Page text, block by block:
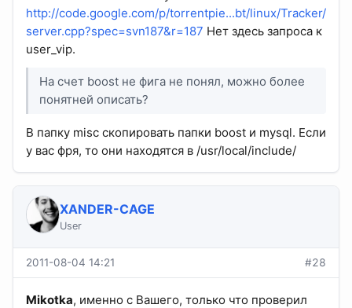
http://code.google.com/p/torrentpie...bt/linux/Tracker/
server.cpp?spec=svn187&r=187 Нет здесь запроса к
user_vip.
На счет boost не фига не понял, можно более
понятней описать?
В папку misc скопировать папки boost и mysql. Если
у вас фря, то они находятся в /usr/local/include/
XANDER-CAGE
User
2011-08-04 14:21 #28
Mikotka, именно с Вашего, только что проверил